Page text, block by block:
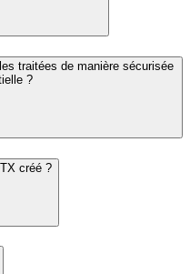
traitées de manière sécurisée
?
créé ?